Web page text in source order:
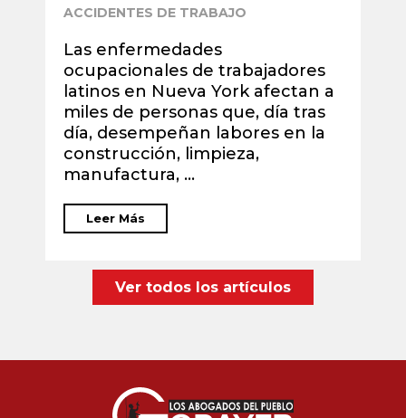
ACCIDENTES DE TRABAJO
Las enfermedades
ocupacionales de trabajadores
latinos en Nueva York afectan a
miles de personas que, día tras
día, desempeñan labores en la
construcción, limpieza,
manufactura, ...
Leer Más
Ver todos los artículos